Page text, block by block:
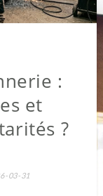
:
et
?
03-31